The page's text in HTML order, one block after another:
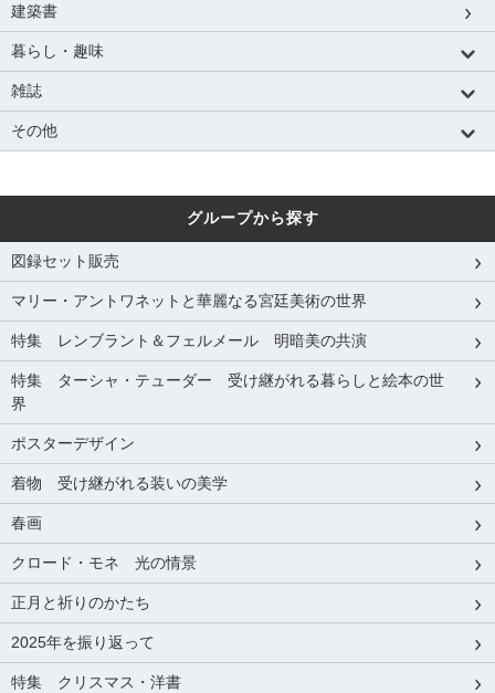
建築書
暮らし・趣味
雑誌
その他
グループから探す
図録セット販売
マリー・アントワネットと華麗なる宮廷美術の世界
特集 レンブラント＆フェルメール 明暗美の共演
特集 ターシャ・テューダー 受け継がれる暮らしと絵本の世
界
ポスターデザイン
着物 受け継がれる装いの美学
春画
クロード・モネ 光の情景
正月と祈りのかたち
2025年を振り返って
特集 クリスマス・洋書